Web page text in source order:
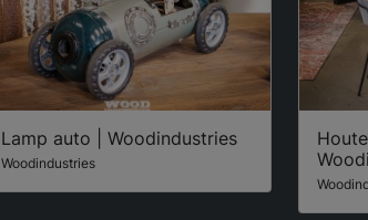
Lamp auto | Woodindustries
Woodindustries